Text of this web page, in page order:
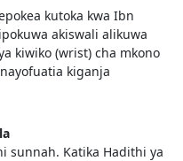
kutoka kwa Ibn
akiswali alikuwa
kiwiko (wrist) cha mkono
kiganja
sunnah. Katika Hadithi ya